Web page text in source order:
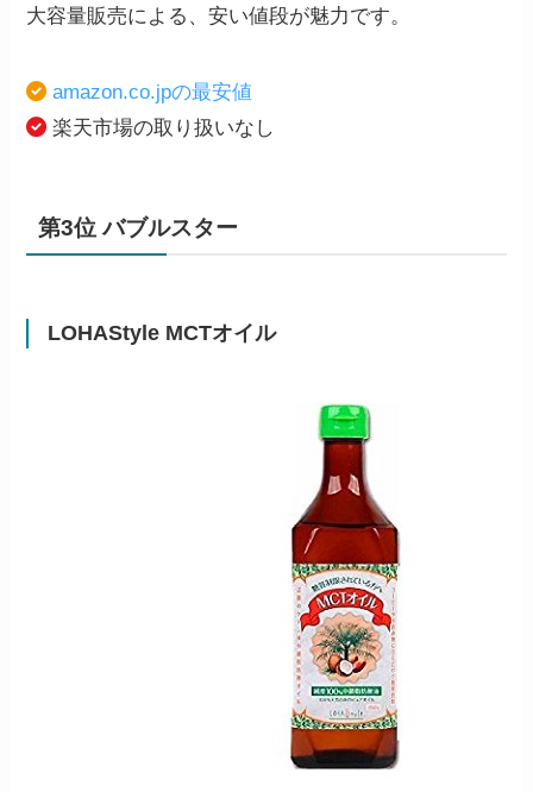
大容量販売による、安い値段が魅力です。
amazon.co.jpの最安値
楽天市場の取り扱いなし
第3位 バブルスター
LOHAStyle MCTオイル